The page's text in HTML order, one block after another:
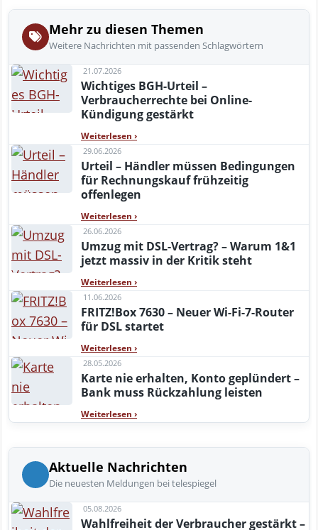
Mehr zu diesen Themen
Weitere Nachrichten mit passenden Schlagwörtern
21.07.2026
Wichtiges BGH-Urteil –
Verbraucherrechte bei Online-
Kündigung gestärkt
Weiterlesen ›
29.06.2026
Urteil – Händler müssen Bedingungen
für Rechnungskauf frühzeitig
offenlegen
Weiterlesen ›
26.06.2026
Umzug mit DSL-Vertrag? – Warum 1&1
jetzt massiv in der Kritik steht
Weiterlesen ›
11.06.2026
FRITZ!Box 7630 – Neuer Wi-Fi-7-Router
für DSL startet
Weiterlesen ›
28.05.2026
Karte nie erhalten, Konto geplündert –
Bank muss Rückzahlung leisten
Weiterlesen ›
Aktuelle Nachrichten
Die neuesten Meldungen bei telespiegel
05.08.2026
Wahlfreiheit der Verbraucher gestärkt –